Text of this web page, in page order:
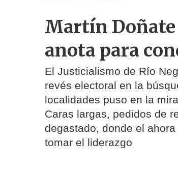
Martín Doñate
anota para
El Justicialismo de Río
revés electoral en la
localidades puso en la
Caras largas, pedidos de
degastado, donde el
tomar el liderazgo